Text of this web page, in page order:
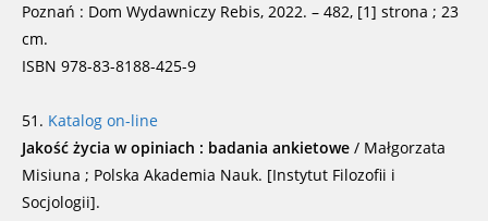
Poznań : Dom Wydawniczy Rebis, 2022. – 482, [1] strona ; 23
cm.
ISBN 978-83-8188-425-9
51. Katalog on-line
Jakość życia w opiniach : badania ankietowe / Małgorzata
Misiuna ; Polska Akademia Nauk. [Instytut Filozofii i
Socjologii].